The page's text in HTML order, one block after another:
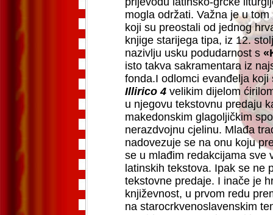
mogla održati. Važna je u
koji su preostali od jednog
knjige starijega tipa, iz 12.
nazivlju usku podudarnost s
isto takva sakramentara iz
fonda.I odlomci evanđelja
Illirico 4 velikim dijelom
u njegovu tekstovnu predaju
makedonskim glagoljičkim
nerazdvojnu cjelinu. Mlađa
nadovezuje se na onu koju
se u mlađim redakcijama sve
latinskih tekstova. Ipak se ne
tekstovne predaje. I inače je
književnost, u prvom redu
na starocrkvenoslavenskim